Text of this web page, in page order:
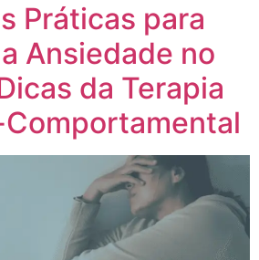
Práticas para
Ansiedade no
da Terapia